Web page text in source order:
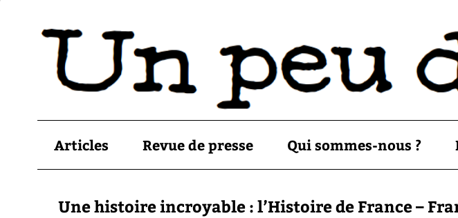
Articles Revue de presse Qui sommes-nous ?
Une histoire incroyable : l’Histoire de France –